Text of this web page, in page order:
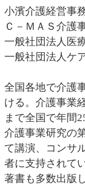
小濱介護経営事
Ｃ－ＭＡＳ介護
一般社団法人医
一般社団法人ケ
全国各地で介護
ける。介護事業
まで全国で年間
介護事業研究の
て講演、コンサ
者に支持されて
著書も多数出版